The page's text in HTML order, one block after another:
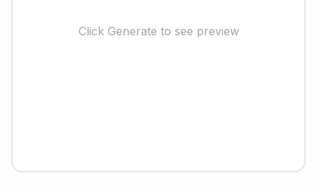
Click Generate to see preview